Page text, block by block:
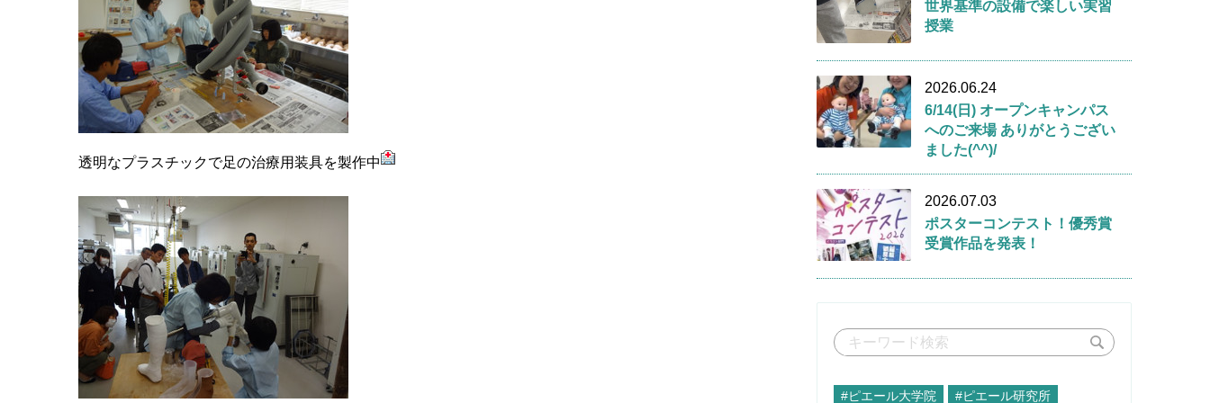
透明なプラスチックで足の治療用装具を製作中
世界基準の設備で楽しい実習
授業
2026.06.24
6/14(日) オープンキャンパス
へのご来場 ありがとうござい
ました(^^)/
2026.07.03
ポスターコンテスト！優秀賞
受賞作品を発表！
#ピエール大学院 #ピエール研究所